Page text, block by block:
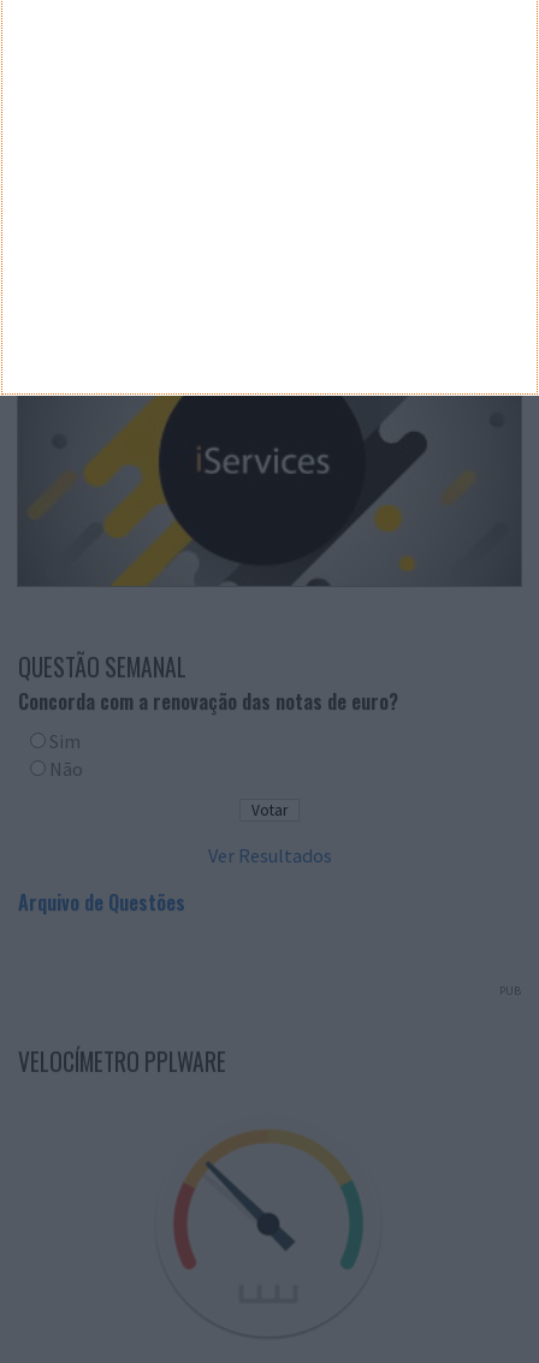
QUESTÃO SEMANAL
Concorda com a renovação das notas de euro?
Sim
Não
Ver Resultados
Arquivo de Questões
PUB
VELOCÍMETRO PPLWARE